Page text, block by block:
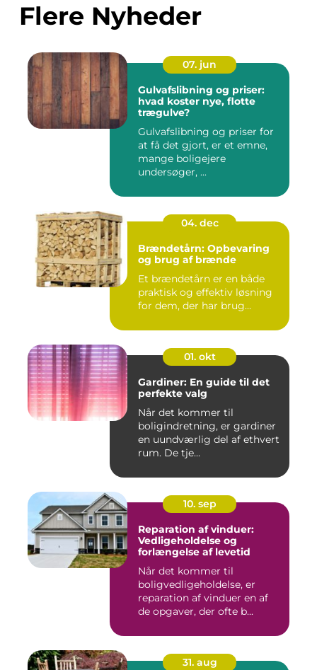
Flere Nyheder
07. jun
Gulvafslibning og priser:
hvad koster nye, flotte
trægulve?
Gulvafslibning og priser for
at få det gjort, er et emne,
mange boligejere
undersøger, ...
04. dec
Brændetårn: Opbevaring
og brug af brænde
Et brændetårn er en både
praktisk og effektiv løsning
for dem, der har brug...
01. okt
Gardiner: En guide til det
perfekte valg
Når det kommer til
boligindretning, er gardiner
en uundværlig del af ethvert
rum. De tje...
10. sep
Reparation af vinduer:
Vedligeholdelse og
forlængelse af levetid
Når det kommer til
boligvedligeholdelse, er
reparation af vinduer en af
de opgaver, der ofte b...
31. aug